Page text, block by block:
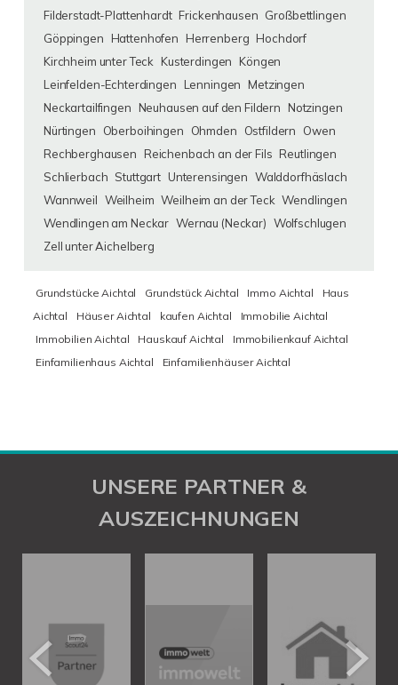
Filderstadt-Plattenhardt Frickenhausen Großbettlingen
Göppingen
Hattenhofen Herrenberg Hochdorf
Kirchheim unter Teck
Kusterdingen
Köngen
Leinfelden-Echterdingen
Lenningen
Metzingen
Neckartailfingen
Neuhausen auf den Fildern
Notzingen
Nürtingen
Oberboihingen Ohmden Ostfildern
Owen
Rechberghausen
Reichenbach an der Fils Reutlingen
Schlierbach Stuttgart Unterensingen Walddorfhäslach
Wannweil Weilheim Weilheim an der Teck Wendlingen
Wendlingen am Neckar Wernau (Neckar) Wolfschlugen
Zell unter Aichelberg
Grundstücke Aichtal Grundstück Aichtal Immo Aichtal
Haus
Aichtal
Häuser Aichtal kaufen Aichtal
Immobilie Aichtal
Immobilien Aichtal
Hauskauf Aichtal
Immobilienkauf Aichtal
Einfamilienhaus Aichtal
Einfamilienhäuser Aichtal
UNSERE PARTNER &
AUSZEICHNUNGEN